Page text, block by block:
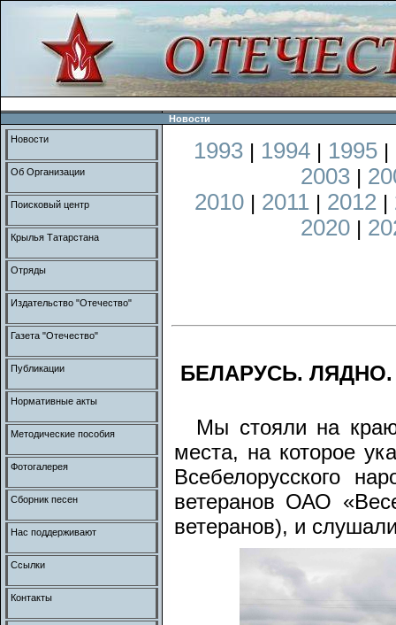
Новости
1993 | 1994 | 1995 |
2003 |
2010 | 2011 | 2012 |
2020 |
БЕЛАРУСЬ.
Мы стояли на
места, на которое
Всебелорусского
ветеранов ОАО
ветеранов), и
Новости
Об Организации
Поисковый центр
Крылья Татарстана
Отряды
Издательство "Отечество"
Газета "Отечество"
Публикации
Нормативные акты
Методические пособия
Фотогалерея
Сборник песен
Нас поддерживают
Ссылки
Контакты